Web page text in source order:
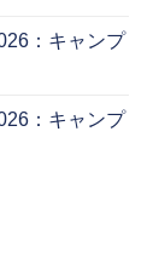
：キャンプ
：キャンプ